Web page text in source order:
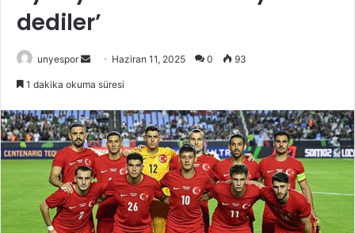
dediler’
unyespor
Bir
göndermek
Haziran 11, 2025 0 93
1 dakika okuma süresi